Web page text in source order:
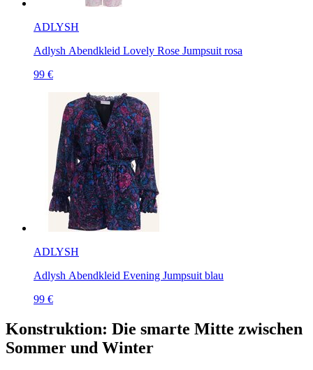
ADLYSH
Adlysh Abendkleid Lovely Rose Jumpsuit rosa
99 €
ADLYSH
Adlysh Abendkleid Evening Jumpsuit blau
99 €
Konstruktion: Die smarte Mitte zwischen
Sommer und Winter